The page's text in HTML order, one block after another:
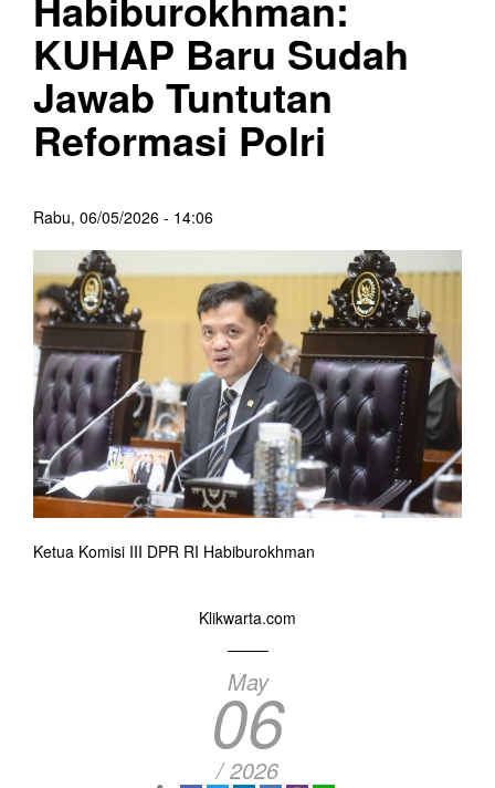
KUHAP Baru Sudah
Jawab Tuntutan
Reformasi Polri
Rabu, 06/05/2026 - 14:06
Ketua Komisi III DPR RI Habiburokhman
Klikwarta.com
May
06
/ 2026